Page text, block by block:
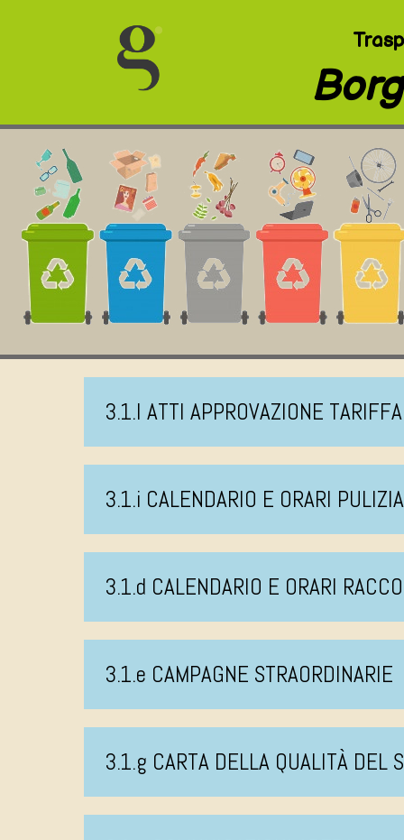
3.1.l ATTI APPROVAZIONE TARIFFA
3.1.i CALENDARIO E ORARI
3.1.d CALENDARIO E ORARI
3.1.e CAMPAGNE STRAORDINARIE
3.1.g CARTA DELLA QUALITÀ DEL